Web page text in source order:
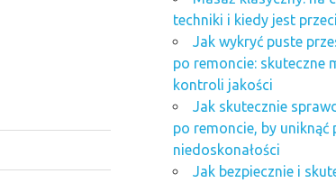
techniki i kiedy jest
Jak wykryć puste
po remoncie: skuteczne
kontroli jakości
Jak skutecznie
po remoncie, by uniknąć
niedoskonałości
Jak bezpiecznie i